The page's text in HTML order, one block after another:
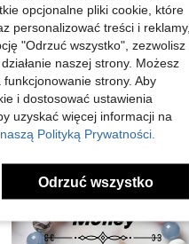
#3 Bestsellery w Żółte złoto Zestawy bransoletek damskich
28,62zł
opcjonalne pliki cookie, które
personalizować treści i reklamy,
"Odrzuć wszystko", zezwolisz
naszej strony. Możesz
strony. Aby
i dostosować ustawienia
uzyskać więcej informacji na
Polityką Prywatności.
Odrzuć wszystko